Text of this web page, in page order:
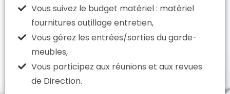
Vous suivez le budget matériel : matériel
fournitures outillage entretien,
Vous gérez les entrées/sorties du garde-
meubles,
Vous participez aux réunions et aux revues
de Direction.